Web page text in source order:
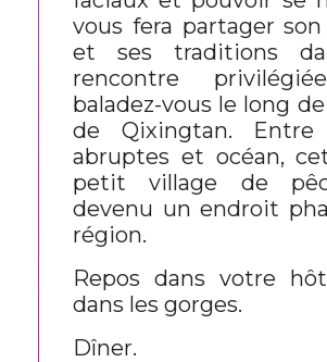
vous fera partager
et ses traditions
rencontre
baladez-vous le long
de Qixingtan. Entre
abruptes et océan,
petit village de
devenu un endroit
région.
Repos dans votre
dans les gorges.
Dîner.